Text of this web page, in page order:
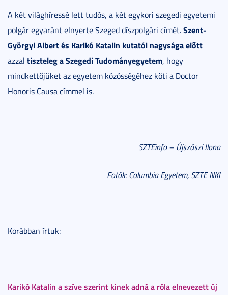
A két világhíressé lett tudós, a két egykori szegedi egyetemi
polgár egyaránt elnyerte Szeged díszpolgári címét.Szent-
Györgyi Albert és Karikó Katalin kutatói nagysága előtt
azzal tiszteleg a Szegedi Tudományegyetem, hogy
mindkettőjüket az egyetem közösségéhez köti a Doctor
Honoris Causa címmel is.
SZTEinfo – Újszászi Ilona
Fotók: Columbia Egyetem, SZTE NKI
Korábban írtuk:
Karikó Katalin a szíve szerint kinek adná a róla elnevezett új